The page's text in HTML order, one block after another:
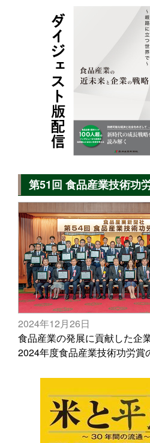
第51回 食品産業技術功
2024年12月26日
食品産業の発展に貢献した企
2024年度食品産業技術功労賞